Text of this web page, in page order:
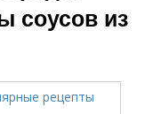
соусов из